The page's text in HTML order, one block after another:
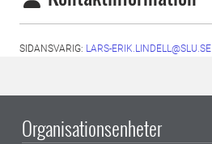
SIDANSVARIG: LARS-ERIK.LINDELL@SLU.SE
Organisationsenheter